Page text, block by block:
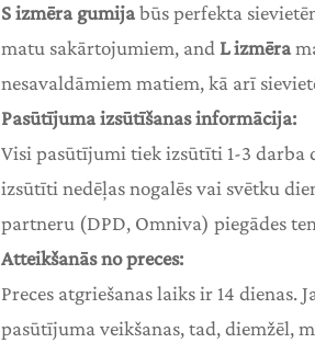
S izmēra gumijabūs perfekta
matu sakārtojumiem, and L izmēra
nesavaldāmiem matiem, kā arī
Pasūtījuma izsūtīšanas informācija:
Visi pasūtījumi tiek izsūtīti 1-3 darba
izsūtīti nedēļas nogalēs vai svētku
partneru (DPD, Omniva) piegādes
Atteikšanās no preces:
Preces atgriešanas laiks ir 14 dienas.
pasūtījuma veikšanas, tad, diemžēl,